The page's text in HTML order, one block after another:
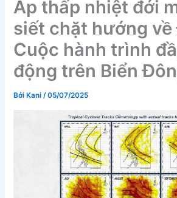
Áp thấp nhiệt đới
siết chặt hướng về
Cuộc hành trình
động trên Biển
Bởi Kani/05/07/2025